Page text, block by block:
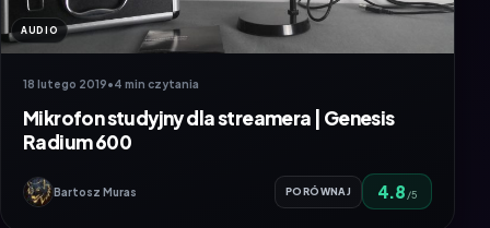
AUDIO
18 lutego 2019•4 min czytania
Mikrofon studyjny dla streamera | Genesis
Radium 600
Bartosz Muras PORÓWNAJ 4.8 /5